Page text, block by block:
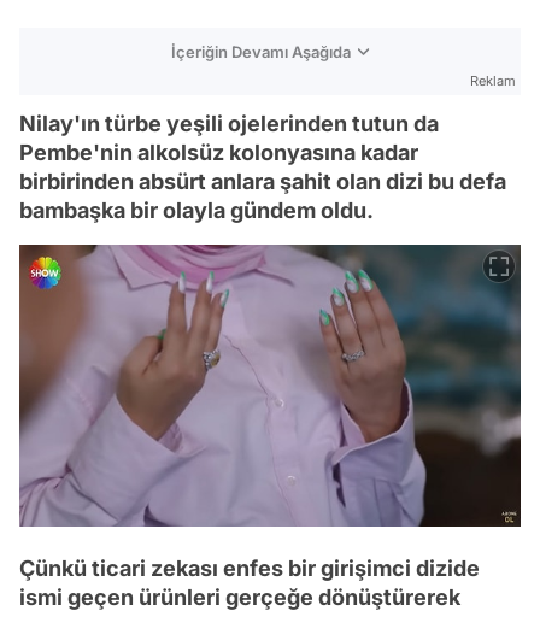
İçeriğin Devamı Aşağıda
Reklam
Nilay'ın türbe yeşili ojelerinden tutun da
Pembe'nin alkolsüz kolonyasına kadar
birbirinden absürt anlara şahit olan dizi bu defa
bambaşka bir olayla gündem oldu.
Çünkü ticari zekası enfes bir girişimci dizide
ismi geçen ürünleri gerçeğe dönüştürerek